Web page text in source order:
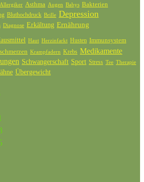
Allergiker Asthma Augen Babys Bakterien
Bluthochdruck Brille Depression
Diagnose Erkältung Ernährung
Haut Herzinfarkt Husten Immunsystem
Krampfadern Krebs Medikamente
Schwangerschaft Sport Stress Tee Therapie
Übergewicht